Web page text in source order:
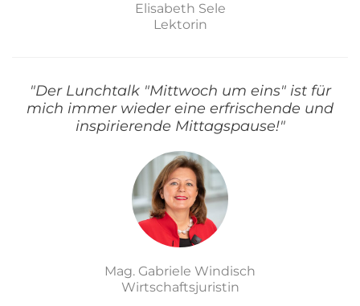
Elisabeth Sele
Lektorin
"Der Lunchtalk "Mittwoch um eins" ist für
mich immer wieder eine erfrischende und
inspirierende Mittagspause!"
Mag. Gabriele Windisch
Wirtschaftsjuristin